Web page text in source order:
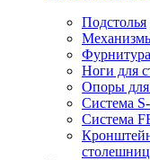
Подстолья
Ноги для
Опоры для
Система
Система